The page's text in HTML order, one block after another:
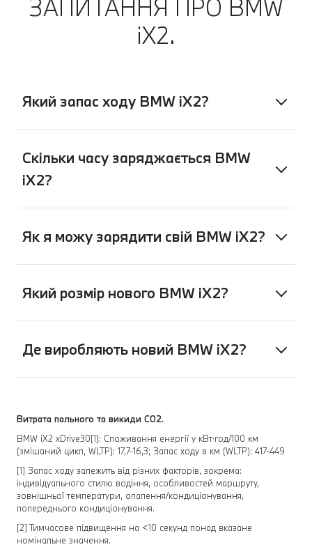
або отримати консультацію та
рекомендації по необхідному
обслуговуванню. А потім
ЗАПИТАННЯ ПРО BMW
іX2.
Який запас ходу BMW iX2?
Скільки часу заряджається BMW
iX2?
Як я можу зарядити свій BMW iX2?
Який розмір нового BMW iX2?
Де виробляють новий BMW iX2?
Витрата пального та викиди CO2.
BMW iX2 xDrive30[1]: Споживання енергії у кВт⋅год/100 км
(змішаний цикл, WLTP): 17,7-16,3; Запас ходу в км (WLTP): 417-449
[1] Запас ходу залежить від різних факторів, зокрема:
індивідуального стилю водіння, особливостей маршруту,
зовнішньої температури, опалення/кондиціонування,
попереднього кондиціонування.
[2] Тимчасове підвищення на <10 секунд понад вказане
номінальне значення.